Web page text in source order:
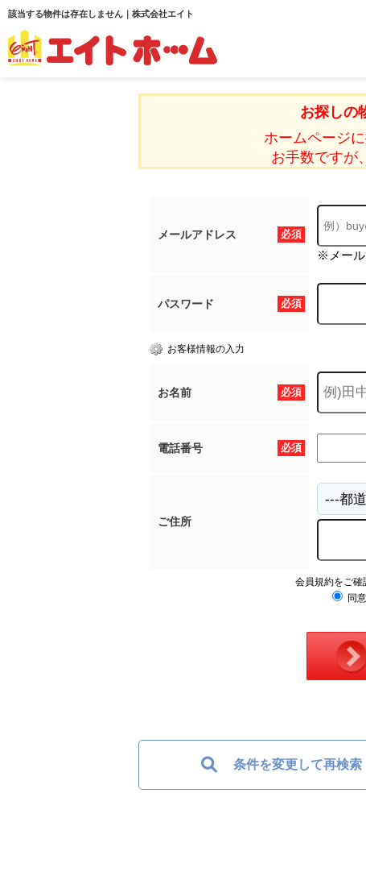
該当する物件は存在しません｜株式会社エイト
お探しの
ホームページ
お手数ですが
必須
メールアドレス
※メール
必須
パスワード
お客様情報の入力
必須
お名前
必須
電話番号
ご住所
会員規約をご確
同
条件を変更して再検索